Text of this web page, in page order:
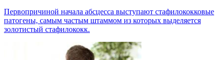
Первопричиной начала абсцесса выступают стафилококковые
патогены, самым частым штаммом из которых выделяется
золотистый стафилококк.